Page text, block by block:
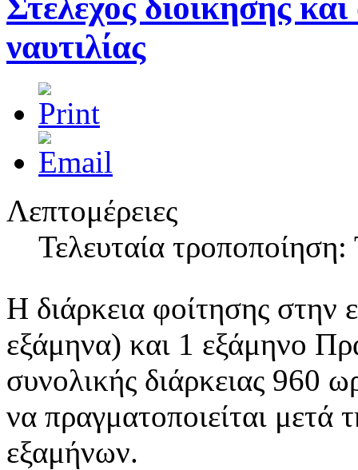
ναυτιλίας
Λεπτομέρειες
Τελευταία
Η διάρκεια φοίτησης στην
εξάμηνα) και 1 εξάμηνο
συνολικής διάρκειας
να πραγματοποιείται
εξαμήνων.